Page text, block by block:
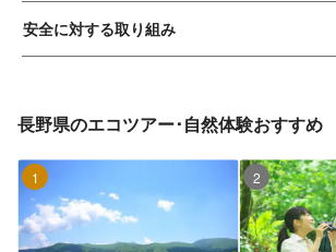
安全に対する取り組み
長野県のエコツアー･自然体験おすすめ
2位